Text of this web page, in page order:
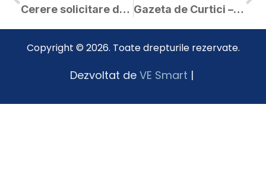
Cerere solicitare despăgubiri Gazeta de Curtici – nr. 411
Copyright © 2026. Toate drepturile rezervate.
Dezvoltat de VE Smart |